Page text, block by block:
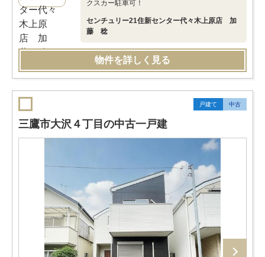
クスカー駐車可！
センチュリー21住新センター代々木上原店 加
藤 稔
物件を詳しく見る
戸建て 中古
三鷹市大沢４丁目の中古一戸建